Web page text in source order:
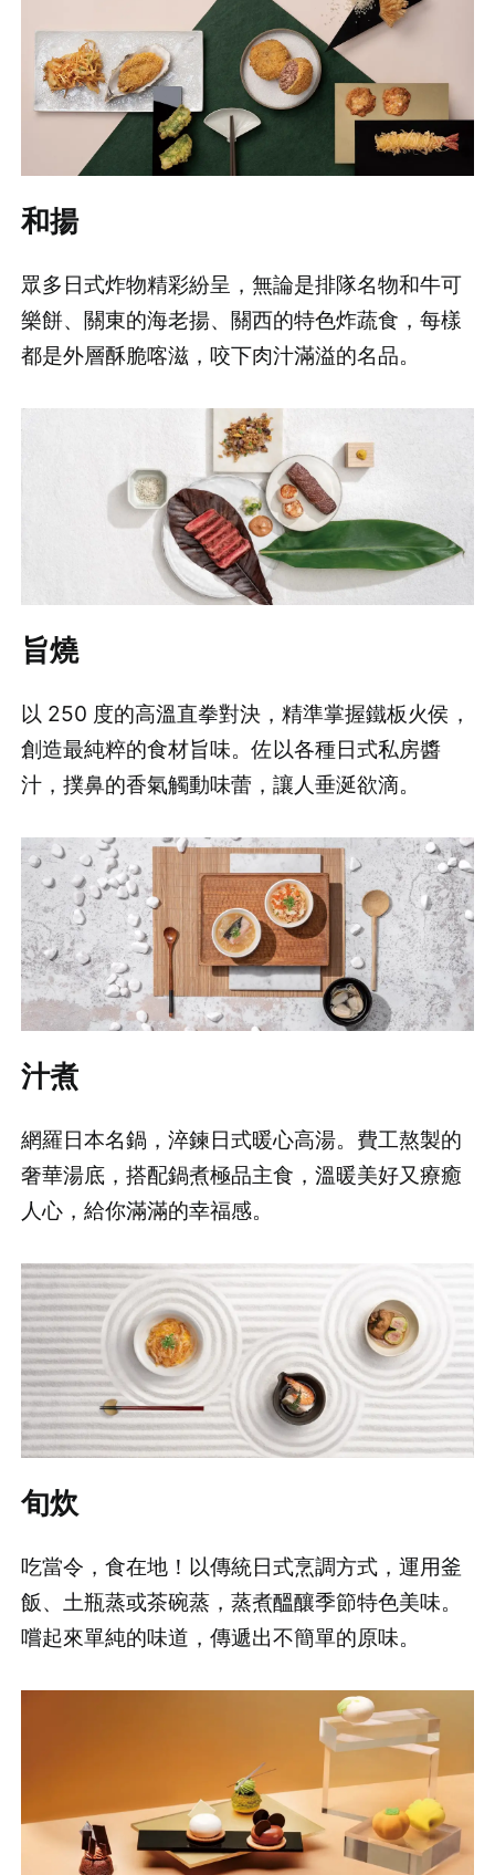
和揚
眾多日式炸物精彩紛呈，無論是排隊名物和牛可
樂餅、關東的海老揚、關西的特色炸蔬食，每樣
都是外層酥脆喀滋，咬下肉汁滿溢的名品。
旨燒
以 250 度的高溫直拳對決，精準掌握鐵板火侯，
創造最純粹的食材旨味。佐以各種日式私房醬
汁，撲鼻的香氣觸動味蕾，讓人垂涎欲滴。
汁煮
網羅日本名鍋，淬鍊日式暖心高湯。費工熬製的
奢華湯底，搭配鍋煮極品主食，溫暖美好又療癒
人心，給你滿滿的幸福感。
旬炊
吃當令，食在地！以傳統日式烹調方式，運用釜
飯、土瓶蒸或茶碗蒸，蒸煮醞釀季節特色美味。
嚐起來單純的味道，傳遞出不簡單的原味。
先不要 確認